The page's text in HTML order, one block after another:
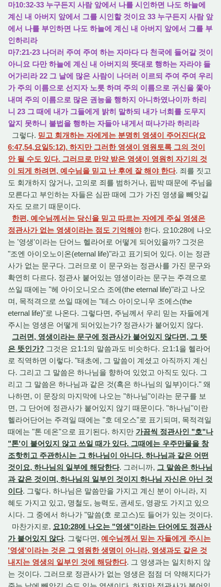
마10:32-33 누구든지 사람 앞에서 나를 시인하면 나도 하늘에
계신 내 아버지 앞에서 그를 시인할 것이요 33 누구든지 사람 앞
에서 나를 부인하면 나도 하늘에 계신 내 아버지 앞에서 그를 부
인하리라
마7:21-23 나더러 주여 주여 하는 자마다 다 천국에 들어갈 것이
아니요 다만 하늘에 계신 내 아버지의 뜻대로 행하는 자라야 들
어가리라 22 그 날에 많은 사람이 나더러 이르되 주여 주여 우리
가 주의 이름으로 선지자 노릇 하며 주의 이름으로 귀신을 쫓아
내며 주의 이름으로 많은 권능을 행하지 아니하였나이까 하리
니 23 그 때에 내가 그들에게 밝히 말하되 내가 너희를 도무지
알지 못하니 불법을 행하는 자들아 내게서 떠나가라 하리라
그렇다. 믿고 회개하는 자에게는 분명히 영생이 주어진다(요
6:47,54,요일5:12). 하지만 그러한 영생이 영원토록 그의 것이
안 될 수도 있다. 그러므로 만약 받은 영생이 영원히 자기의 것
이 되게 하려면, 예수님을 믿고 난 후에 잘 해야 한다. 죄를 짓고
도 회개하지 않거나, 고의로 죄를 범하거나, 핍박 때문에 주님을
모른다고 부인하는 자들은 심판 때에 그가 가진 영생을 빼앗길
자도 모르기 때문이다.
한편, 예수님께서는 당신을 믿고 따르는 자에게 주실 영생은
정관사가 없는 영생이라는 점도 기억해야한다. 요10:28에 나오
는 '영생'이라는 단어느 헬라어로 어떻게 되어있을까? 그것은
"조엔 아이오노이온(eternal life)"라고 표기되어 있다. 이는 정관
사가 없는 문구다. 그러므로 이 문구와는 정관사를 가진 문구와
확연히 다르다. 정관사 붙어있는 영생이라는 문구는 주격으로
쓰일 때에는 "헤 아이오니오스 조에(the eternal life)"라고 나오
며, 목적격으로 쓰일 때에는 "테스 아이오니우 조에스(the
eternal life)"로 나온다. 그렇다면, 주님께서 우리 믿는 자들에게
주시는 영생은 어떻게 되어있는가? 정관사가 붙어있지 않다.
그러면, 영생이라는 문구에 정관사가 붙어있지 않다면, 그 뜻
은 뜻인가? 그것은 요1:1의 말씀과도 비슷하다. 요1:1을 헬라어
로 직역하면 이렇다. "태초에, 그 말씀이 계셨고 아직까지 계신
다. 그리고 그 말씀은 하나님을 향하여 있었고 아직도 있다. 그
리고 그 말씀은 하나님과 같은 것(혹은 하나님의 일부)이다." 왜
나하면, 이 문장의 마지막에 나오는 "하나님"이라는 문구를 보
면, 그 단어에 정관사가 붙어있지 않기 때문이다. "하나님"이란
헬라어단어는 주격일 때에는 "호 데오스"로 표기되며, 목적격일
때에는 "톤 데온"으로 표기된다. 하지만 가끔씩 정관사인 "호"나
"톤'이 붙어있지 않고 쓰일 때가 있다. 그때에는 우주만물을 창
조핫히고 주관하시는 그 하나님이 아니다. 하나님과 같은 어떤
것이요, 하나님의 일부에 해당한다. 그러니까, 그 말씀은 하나님
과 같은 것이며, 하나님의 일부인 것이지 하나님 자신은 아닌 것
이다. 그렇다. 하나님은 말씀만을 가지고 계신 분이 아니라, 지
혜도 가지고 있고, 명철도, 능력도, 권세도, 영광도 가지고 있으
시다. 그 중에서 하나가 "말씀(호 로고스)도 들어가 있는 것이다.
마찬가지로, 요10:28에 나오는 "영생"이라는 단어에도 정관사
가 붙어있지 않다. 그렇다면, 예수님께서 믿는 자들에게 주시는
'영생'이라는 것은 그 영원한 생명이 아니라, 영생과도 같은 것
내지는 영생의 일부인 것에 해당한다. 그 영생과는 일치하지 않
는 것이다. 그러므로 정관사가 없는 영생은 점점 더 약해지다가